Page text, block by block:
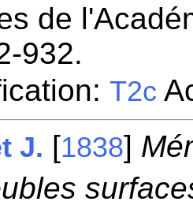
de
932.
T2c
J. [1838]